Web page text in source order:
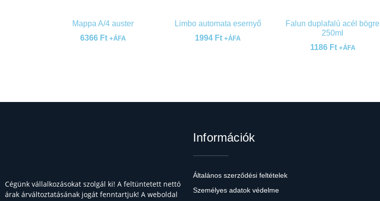
Mappa A/4 auster
6366 Ft +ÁFA
Limbo automata esernyő
1994 Ft +ÁFA
Falun duplafalú acél bögre
250ml
1186 Ft +ÁFA
Cégünk vállalkozásokat szolgál ki! A feltüntetett nettó
árak árváltoztatásának jogát fenntartjuk! A weboldal
Információk
Általános szerződési feltételek
Személyes adatok védelme